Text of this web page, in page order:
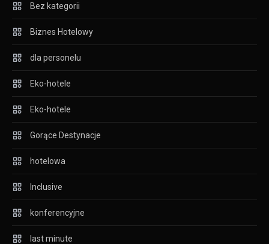
Bez kategorii
Biznes Hotelowy
dla personelu
Eko-hotele
Eko-hotele
Gorące Destynacje
hotelowa
Inclusive
konferencyjne
last minute